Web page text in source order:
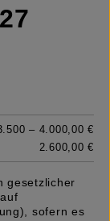
– 4.000,00 €
2.600,00 €
gesetzlicher
sofern es